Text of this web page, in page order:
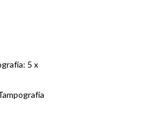
5 x